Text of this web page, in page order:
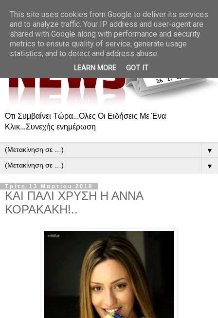
Ότι Συμβαίνει Τώρα...Ολες Οι Ειδήσεις Με Ένα
Κλικ...Συνεχής ενημέρωση
▼
▼
Τρίτη 13 Μαρτίου 2018
ΚΑΙ ΠΑΛΙ ΧΡΥΣΗ Η ΑΝΝΑ
ΚΟΡΑΚΑΚΗ!..
This site uses cookies from Google to deliver its services
and to analyze traffic. Your IP address and user-agent are
shared with Google along with performance and security
metrics to ensure quality of service, generate usage
statistics, and to detect and address abuse.
LEARN MORE GOT IT